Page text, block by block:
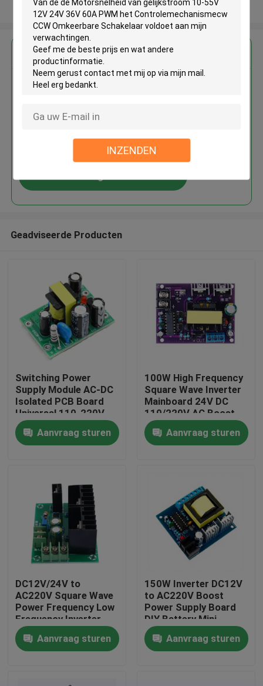
INZENDEN
Thuis
Producten
Over Ons
Kwaliteitscontrole
Neem contact met ons op
Gevallen
Blog
Bekijk meer
Krijg de beste prijs voor
Van de de Motorsnelheid van
36V 60A PWM het
Omkeerbare Schakelaar
Geadviseerde Producten
Switching Power
Supply Module AC-DC
Isolated PCB Board
Universal 110-220V
Input Dual Output 12V
0.5A + 5V Compact
Aanvraag sturen
100W High Frequency
Square Wave Inverter
Mainboard 24V DC
110/220V AC Boost
Converter Module
Compact Power
Supply AC-DC
Aanvraag sturen
DC12V/24V to
AC220V Square Wave
Power Frequency Low
Frequency Inverter
Drive Board 300W
Boost Module
Aanvraag sturen
150W Inverter DC12V
to AC220V Boost
Power Supply Board
DIY Battery Mini
Inverter Module
Aanvraag sturen